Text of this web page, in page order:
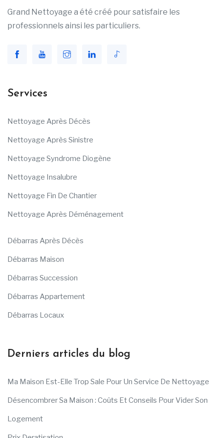
Grand Nettoyage a été créé pour satisfaire les
professionnels ainsi les particuliers.
Services
Nettoyage Après Décès
Nettoyage Après Sinistre
Nettoyage Syndrome Diogène
Nettoyage Insalubre
Nettoyage Fin De Chantier
Nettoyage Après Déménagement
Débarras Après Décès
Débarras Maison
Débarras Succession
Débarras Appartement
Débarras Locaux
Derniers articles du blog
Ma Maison Est-Elle Trop Sale Pour Un Service De Nettoyage
Désencombrer Sa Maison : Coûts Et Conseils Pour Vider Son
Logement